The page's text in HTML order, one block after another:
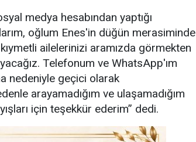
medya hesabından yaptığı
oğlum Enes'in düğün merasiminde
ailelerinizi aramızda görmekten
Telefonum ve WhatsApp'ım
nedeniyle geçici olarak
arayamadığım ve ulaşamadığım
için teşekkür ederim” dedi.